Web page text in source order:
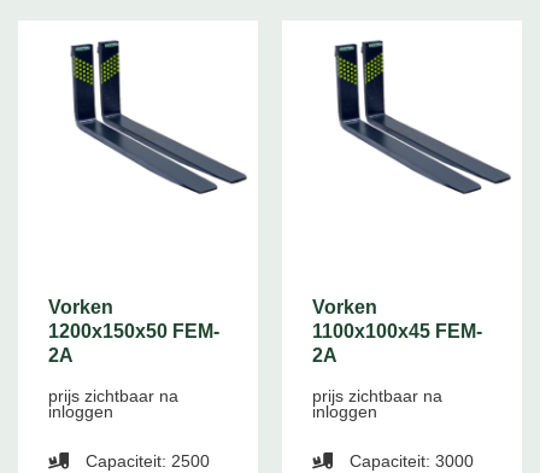
Vorken
1200x150x50 FEM-
2A
prijs zichtbaar na
inloggen
Capaciteit: 2500
Vorken
1100x100x45 FEM-
2A
prijs zichtbaar na
inloggen
Capaciteit: 3000